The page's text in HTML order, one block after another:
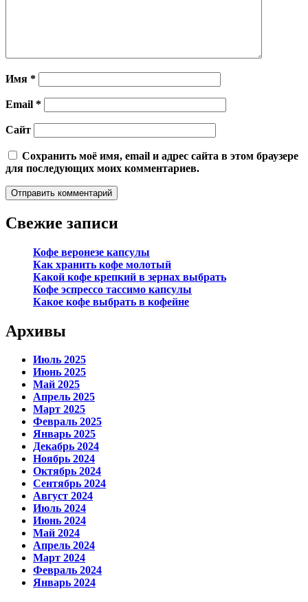
Имя *
Email *
Сайт
Сохранить моё имя, email и адрес сайта в этом браузере
для последующих моих комментариев.
Свежие записи
Кофе веронезе капсулы
Как хранить кофе молотый
Какой кофе крепкий в зернах выбрать
Кофе эспрессо тассимо капсулы
Какое кофе выбрать в кофейне
Архивы
Июль 2025
Июнь 2025
Май 2025
Апрель 2025
Март 2025
Февраль 2025
Январь 2025
Декабрь 2024
Ноябрь 2024
Октябрь 2024
Сентябрь 2024
Август 2024
Июль 2024
Июнь 2024
Май 2024
Апрель 2024
Март 2024
Февраль 2024
Январь 2024